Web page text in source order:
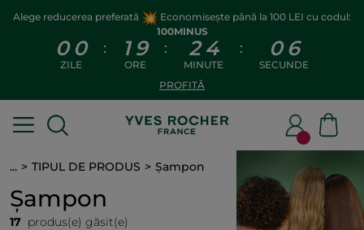
Alege reducerea preferată
Economisește până la 100 LEI cu codul:
100MINUS
0 0
ZILE
: 1 9
ORE
: 2 4
MINUTE
: 0 5
SECUNDE
PROFITĂ
... TIPUL DE PRODUS Șampon
Șampon
17 produs(e) găsit(e)